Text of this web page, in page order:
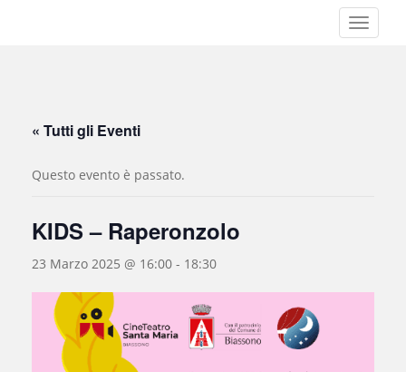
« Tutti gli Eventi
Questo evento è passato.
KIDS – Raperonzolo
23 Marzo 2025 @ 16:00 - 18:30